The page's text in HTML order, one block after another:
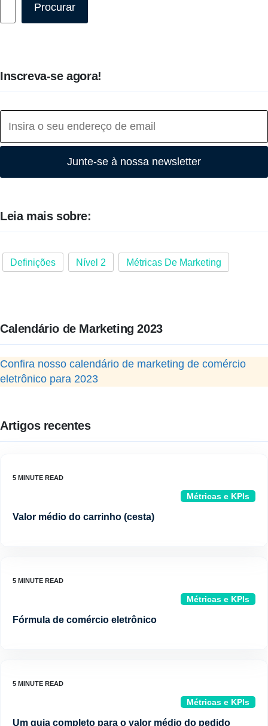
Procurar
Inscreva-se agora!
Junte-se à nossa newsletter
Leia mais sobre:
Definições Nível 2 Métricas De Marketing
Calendário de Marketing 2023
Confira nosso calendário de marketing de comércio
eletrônico para 2023
Artigos recentes
Métricas e KPIs
Valor médio do carrinho (cesta)
Métricas e KPIs
Fórmula de comércio eletrônico
Métricas e KPIs
Um guia completo para o valor médio do pedido